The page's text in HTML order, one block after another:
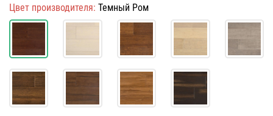
Цвет производителя: Темный Ром